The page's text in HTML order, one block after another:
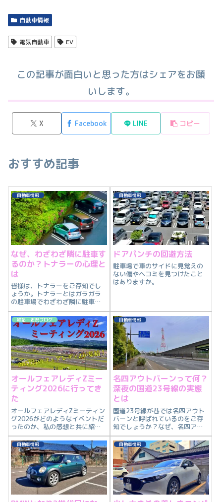
自動車情報
電気自動車 EV
この記事が面白いと思った方はシェアをお願
いします。
X Facebook LINE コピー
おすすめ記事
自動車情報
なぜ、わざわざ隣に駐車す
るのか？トナラーの心理と
は
皆様は、トナラーをご存知でし
ょうか。トナラーとはガラガラ
の駐車場でわざわざ隣に駐車す
る人です。
自動車情報
ドアパンチの回避方法
駐車場で車のサイドに見覚えの
ない傷やヘコミを見つけたこと
はありますか。
雑記・近況ブログ
オールフェアレディZミー
ティング2026に行ってき
た
オールフェアレディZミーティン
グ2026がどのようなイベントだ
ったのか、私の感想と共に紹介
します。
自動車情報
名四アウトバーンって何？
深夜の国道23号線の実態
とは
国道23号線が巷では名四アウト
バーンと呼ばれているのをご存
知でしょうか？なぜ、名四アウ
トバーンと呼ばれているのか？
その理由を紹介します。
自動車情報 自動車情報